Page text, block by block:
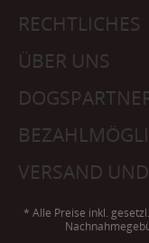
RECHTLICHES
ÜBER UNS
VERSAND
* Alle Preise inkl.